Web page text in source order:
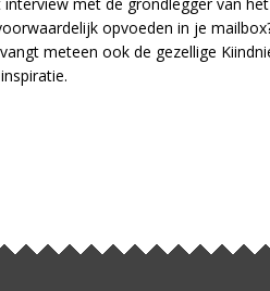
was. Toen voelde ik:
Alles kan
surfen wij als gezin
we dan op
Majestueus hoor,
gebeurt, ik ben voor
dat er iets nog
gedaan. We
opvoeden in je
meteen ook de gezellige